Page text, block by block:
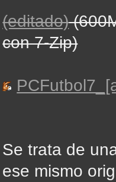
(editado)
con 7-Zip)
Se trata de
ese mismo